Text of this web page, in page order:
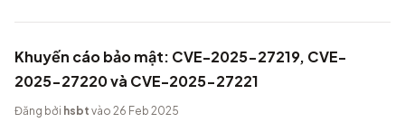
Khuyến cáo bảo mật: CVE-2025-27219, CVE-
2025-27220 và CVE-2025-27221
Đăng bởi hsbt vào 26 Feb 2025